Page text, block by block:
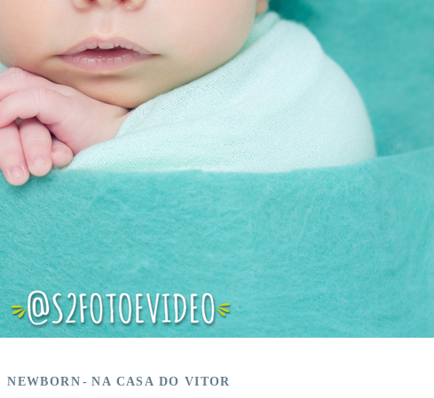
NEWBORN NA CASA DO VITOR